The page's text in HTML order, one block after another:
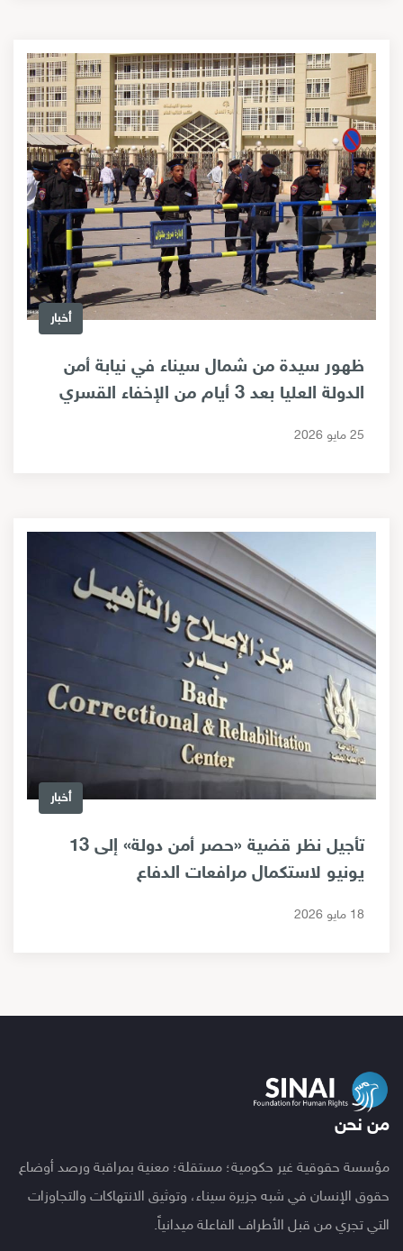
أخبار
ظهور سيدة من شمال سيناء في نيابة أمن
الدولة العليا بعد 3 أيام من الإخفاء القسري
25 مايو 2026
أخبار
تأجيل نظر قضية «حصر أمن دولة» إلى 13
يونيو لاستكمال مرافعات الدفاع
18 مايو 2026
من نحن
مؤسسة حقوقية غير حكومية؛ مستقلة؛ معنية بمراقبة ورصد أوضاع
حقوق الإنسان في شبه جزيرة سيناء، وتوثيق الانتهاكات والتجاوزات
التي تجري من قبل الأطراف الفاعلة ميدانياً.